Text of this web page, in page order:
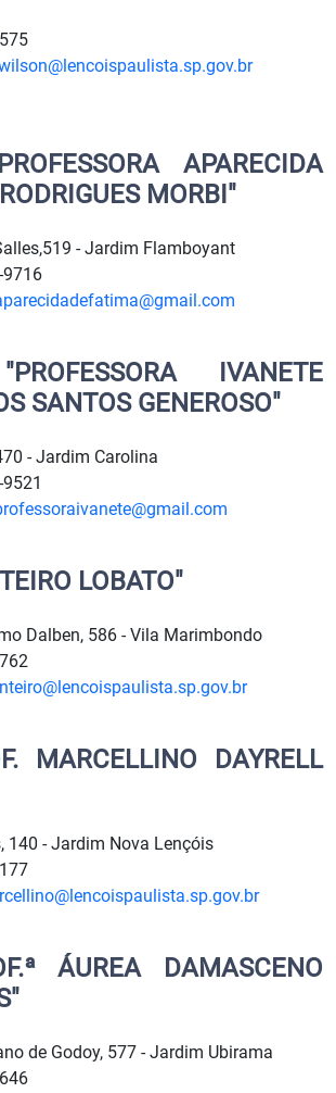
APARECIDA
MORBI"
- Jardim Flamboyant
9716
IVANETE
SANTOS GENEROSO"
- Jardim Carolina
LOBATO"
Dalben, 586 - Vila Marimbondo
MARCELLINO DAYRELL
140 - Jardim Nova Lençóis
ÁUREA DAMASCENO
de Godoy, 577 - Jardim Ubirama